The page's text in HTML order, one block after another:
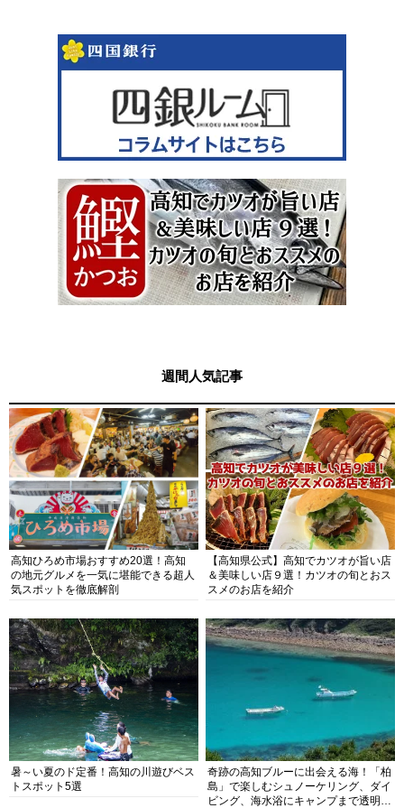
週間人気記事
高知ひろめ市場おすすめ20選！高知
の地元グルメを一気に堪能できる超人
気スポットを徹底解剖
【高知県公式】高知でカツオが旨い店
＆美味しい店９選！カツオの旬とおス
スメのお店を紹介
暑～い夏のド定番！高知の川遊びベス
トスポット5選
奇跡の高知ブルーに出会える海！「柏
島」で楽しむシュノーケリング、ダイ
ビング、海水浴にキャンプまで透明度